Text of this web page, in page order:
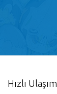
Hızlı Ulaşım